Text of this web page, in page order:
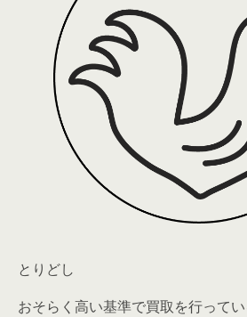
とりどし
おそらく高い基準で買取を行って